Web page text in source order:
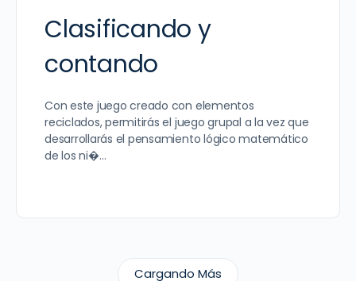
Clasificando y
contando
Con este juego creado con elementos
reciclados, permitirás el juego grupal a la vez que
desarrollarás el pensamiento lógico matemático
de los ni�…
Cargando Más